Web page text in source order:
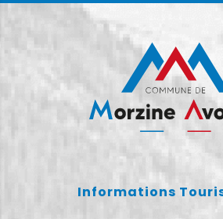
Informations